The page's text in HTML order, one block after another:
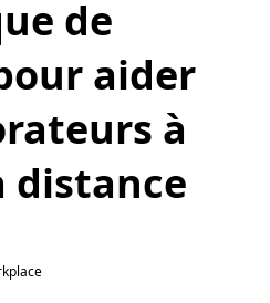
de
aider
à
distance